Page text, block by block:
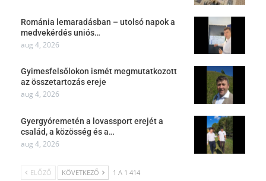
Románia lemaradásban – utolsó napok a
medvekérdés uniós…
aug 4, 2026
Gyimesfelsőlokon ismét megmutatkozott
az összetartozás ereje
aug 4, 2026
Gyergyóremetén a lovassport erejét a
család, a közösség és a…
aug 4, 2026
ELŐZŐ KÖVETKEZŐ 1 A 1 414